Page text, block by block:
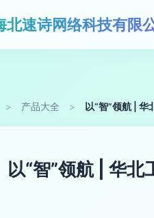
北速诗网络科技有限
> 产品大全 > 以“智”领航 |
以“智”领航 | 华